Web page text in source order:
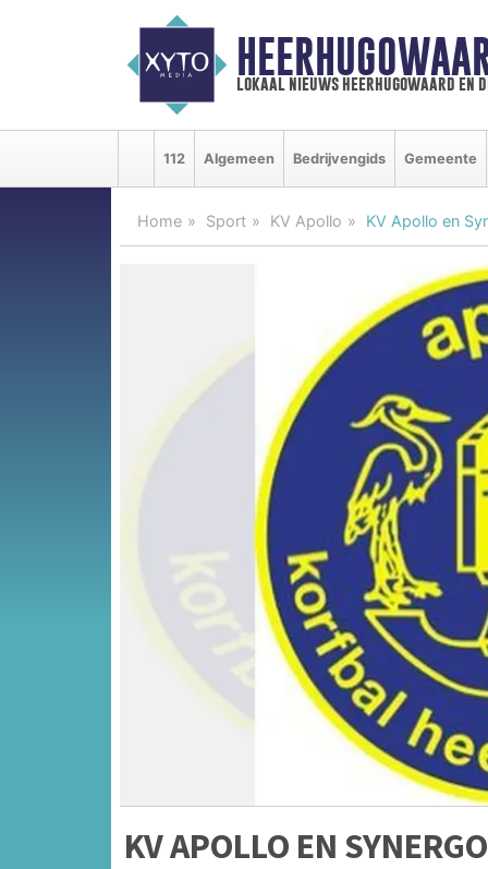
lokaal nieuws heerhugowaard en
112 Algemeen Bedrijvengids Gemeente
Home Sport KV Apollo KV Apollo en
KV APOLLO EN